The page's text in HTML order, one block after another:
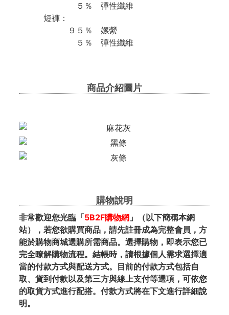
５％ 彈性纖維
短褲：
９５％ 嫘縈
５％ 彈性纖維
商品介紹圖片
購物說明
非常歡迎您光臨「5B2F購物網」（以下簡稱本網
站），若您欲購買商品，請先註冊成為完整會員，方
能於購物商城選購所需商品。選擇購物，即表示您已
完全瞭解購物流程。結帳時，請根據個人需求選擇適
當的付款方式與配送方式。目前的付款方式包括自
取、貨到付款以及第三方與線上支付等選項，可依您
的取貨方式進行配搭。付款方式將在下文進行詳細說
明。